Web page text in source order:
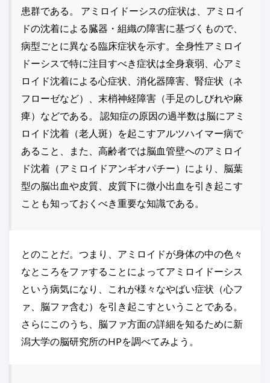
患群である。 アミロイドーシスの症状は、アミロイ
ドの沈着による臓器・組織の障害に基づくもので、
病型ごとに異なる臨床症状を示す。全身性アミロイ
ドーシスで特に注目すべき症状は全身衰弱、心アミ
ロイド沈着による心症状、消化器障害、腎症状（ネ
フローゼなど）、末梢神経障害（手足のしびれや麻
痺）などである。 認知症の原因の過半数は脳にアミ
ロイド沈着（老人斑）を起こすアルツハイマー病で
あること、また、高齢者では脳血管壁へのアミロイ
ド沈着（アミロイドアンギオパチー）により、脳葉
型の脳出血や皮質、皮質下に微小出血を引き起こす
ことも知っておくべき重要な知識である。
とのことだ。つまり、アミロイドが身体の中の色々
なところをファすることによってアミロイドーシス
という病気になり、これが様々なやばい症状（心フ
ァ、脳ファ含む）を引き起こすということである。
さらにこのうち、脳ファ方面の詳細を知るために新
潟大学の脳研究所のHPを調べてみよう。